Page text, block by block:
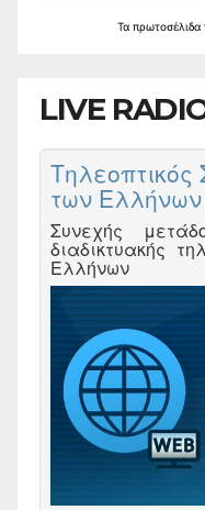
Τα πρωτοσέλιδα
LIVE